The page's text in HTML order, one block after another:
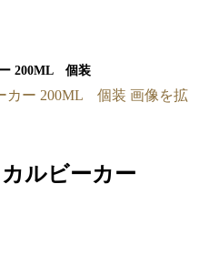
200ML 個装
画像を拡
ルビーカー